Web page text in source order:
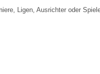
Ligen, Ausrichter oder